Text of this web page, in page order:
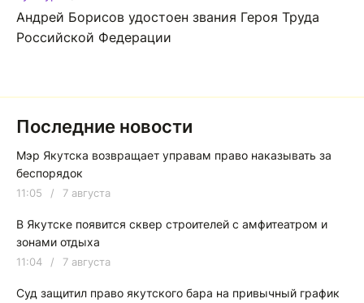
Андрей Борисов удостоен звания Героя Труда
Российской Федерации
Последние новости
Мэр Якутска возвращает управам право наказывать за
беспорядок
11:05 / 7 августа
В Якутске появится сквер строителей с амфитеатром и
зонами отдыха
11:04 / 7 августа
Суд защитил право якутского бара на привычный график